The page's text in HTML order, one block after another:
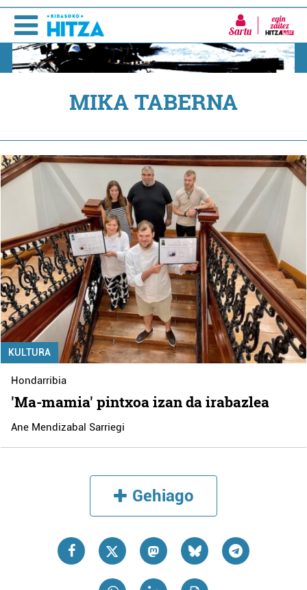
Sartu
MIKA TABERNA
KULTURA
Hondarribia
'Ma-mamia' pintxoa izan da irabazlea
Ane Mendizabal Sarriegi
Gehiago